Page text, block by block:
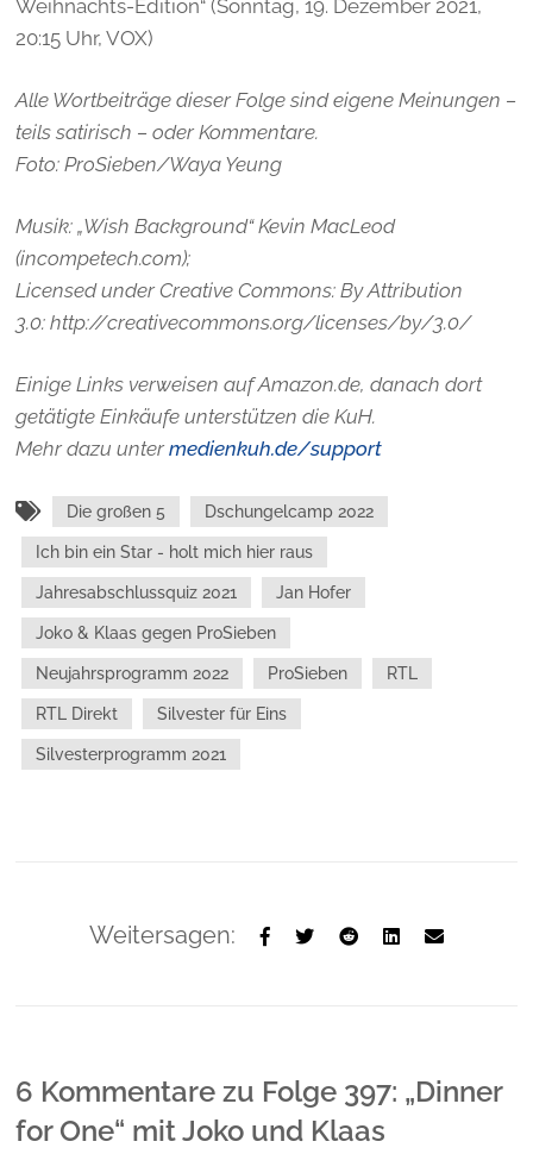
Weihnachts-Edition“ (Sonntag, 19. Dezember 2021,
20:15 Uhr, VOX)
Alle Wortbeiträge dieser Folge sind eigene Meinungen –
teils satirisch – oder Kommentare.
Foto:ProSieben/Waya Yeung
Musik: „Wish Background“ Kevin MacLeod
(incompetech.com);
Licensed under Creative Commons: By Attribution
3.0: http://creativecommons.org/licenses/by/3.0/
Einige Links verweisen auf Amazon.de, danach dort
getätigte Einkäufe unterstützen die KuH.
Mehr dazu untermedienkuh.de/support
Die großen 5 Dschungelcamp 2022
Ich bin ein Star - holt mich hier raus
Jahresabschlussquiz 2021 Jan Hofer
Joko & Klaas gegen ProSieben
Neujahrsprogramm 2022 ProSieben RTL
RTL Direkt Silvester für Eins
Silvesterprogramm 2021
Weitersagen:
6 Kommentare zu Folge 397: „Dinner
for One“ mit Joko und Klaas